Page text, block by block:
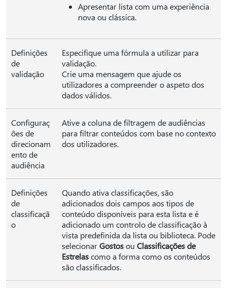
Apresentar lista com uma experiência
nova ou clássica.
Definições
de
validação
Especifique uma fórmula a utilizar para
validação.
Crie uma mensagem que ajude os
utilizadores a compreender o aspeto dos
dados válidos.
Configuraç
ões de
direcionam
ento de
audiência
Ative a coluna de filtragem de audiências
para filtrar conteúdos com base no contexto
dos utilizadores.
Definições
de
classificaçã
o
Quando ativa classificações, são
adicionados dois campos aos tipos de
conteúdo disponíveis para esta lista e é
adicionado um controlo de classificação à
vista predefinida da lista ou biblioteca. Pode
selecionarGostosou Classificações de
Estrelascomo a forma como os conteúdos
são classificados.